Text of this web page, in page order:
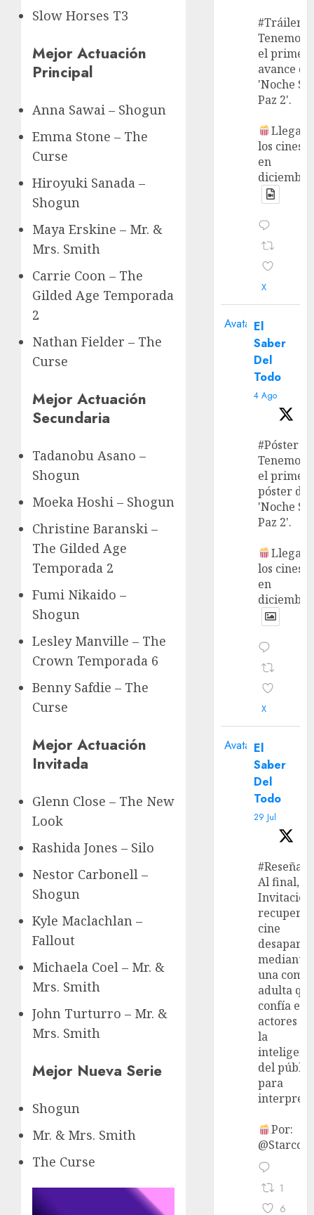
Slow Horses T3
Mejor Actuación
Principal
Anna Sawai – Shogun
Emma Stone – The
Curse
Hiroyuki Sanada –
Shogun
Maya Erskine – Mr. &
Mrs. Smith
Carrie Coon – The
Gilded Age Temporada
2
Nathan Fielder – The
Curse
Mejor Actuación
Secundaria
Tadanobu Asano –
Shogun
Moeka Hoshi – Shogun
Christine Baranski –
The Gilded Age
Temporada 2
Fumi Nikaido –
Shogun
Lesley Manville – The
Crown Temporada 6
Benny Safdie – The
Curse
Mejor Actuación
Invitada
Glenn Close – The New
Look
Rashida Jones – Silo
Nestor Carbonell –
Shogun
Kyle Maclachlan –
Fallout
Michaela Coel – Mr. &
Mrs. Smith
John Turturro – Mr. &
Mrs. Smith
Mejor Nueva Serie
Shogun
Mr. & Mrs. Smith
The Curse
#Tráiler
Tenemos
el primer
avance de
'Noche
Paz 2'.
Llega a
los cines
en
X
Avatar El
Saber
Del
Todo
4 Ago
#Póster
Tenemos
el primer
póster de
'Noche
Paz 2'.
Llega a
los cines
en
X
Avatar El
Saber
Del
Todo
29 Jul
#Reseña
Al final,
recupera
cine
mediante
una
adulta
confía en
actores y
la
del
para
Por:
1
6